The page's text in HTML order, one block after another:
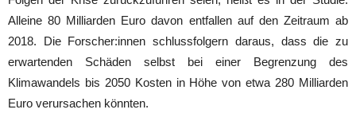
Alleine 80 Milliarden Euro davon entfallen auf den Zeitraum ab
2018. Die Forscher:innen schlussfolgern daraus, dass die zu
erwartenden Schäden selbst bei einer Begrenzung des
Klimawandels bis 2050 Kosten in Höhe von etwa 280 Milliarden
Euro verursachen könnten.